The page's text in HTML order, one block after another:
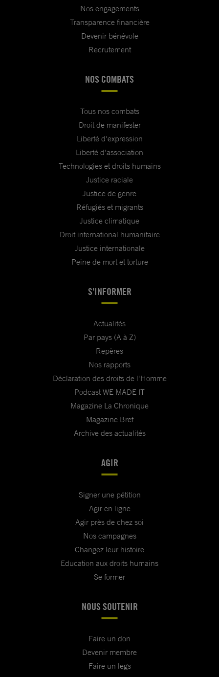
Nos engagements
Transparence financière
Devenir bénévole
Recrutement
NOS COMBATS
Tous nos combats
Droit de manifester
Liberté d'expression
Liberté d'association
Technologies et droits humains
Justice raciale
Justice de genre
Réfugiés et migrants
Justice climatique
Droit international humanitaire
Justice internationale
Peine de mort et torture
S'INFORMER
Actualités
Par pays (A à Z)
Repères
Nos rapports
Déclaration des droits de l'Homme
Podcast WE MADE IT
Magazine La Chronique
Magazine Bref
Archive des actualités
AGIR
Signer une pétition
Agir en ligne
Agir près de chez soi
Nos campagnes
Changez leur histoire
Education aux droits humains
Se former
NOUS SOUTENIR
Faire un don
Devenir membre
Faire un legs